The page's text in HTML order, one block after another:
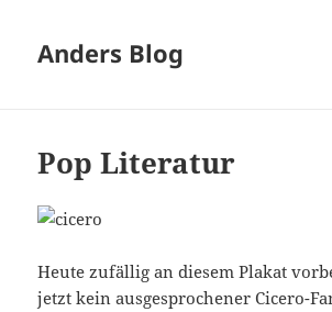
Anders Blog
Pop Literatur
Heute zufällig an diesem Plakat
jetzt kein ausgesprochener Cicero-